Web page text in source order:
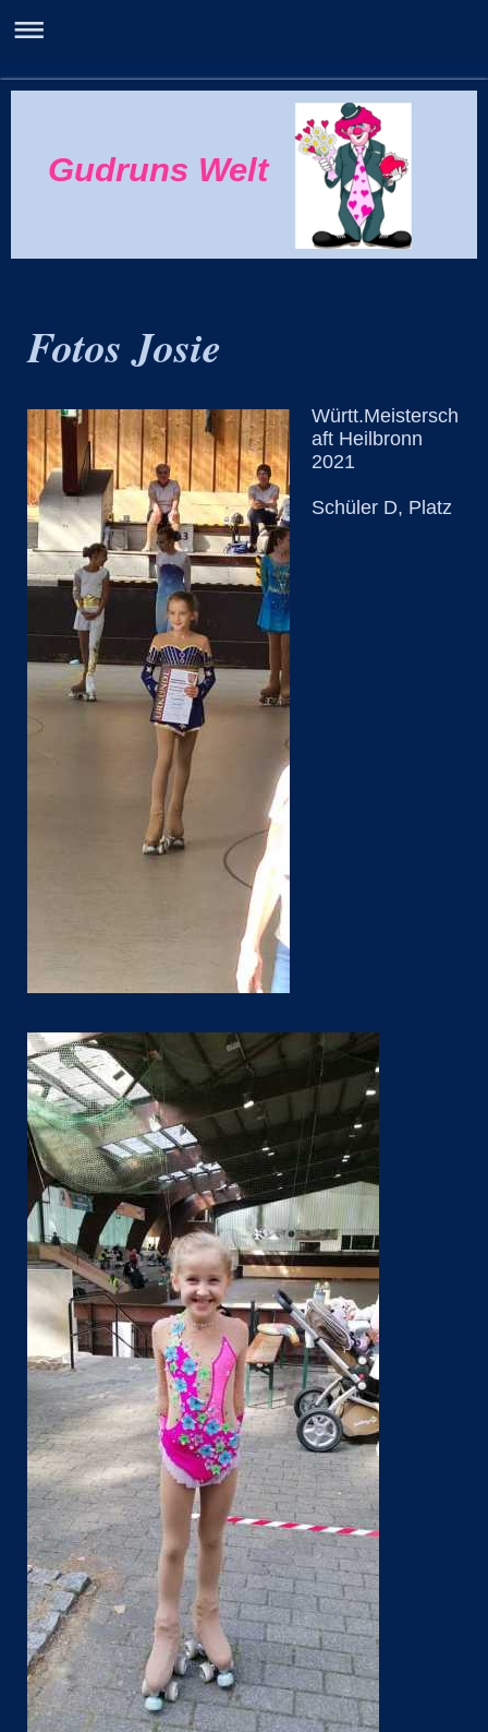
Gudruns Welt
Fotos Josie
Württ.Meistersch
aft Heilbronn
2021
Schüler D, Platz